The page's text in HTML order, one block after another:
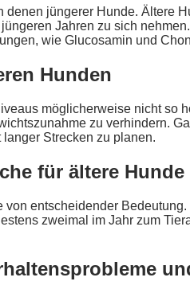
jüngerer Hunde. Ältere
Jahren zu sich
wie Glucosamin und
Hunden
möglicherweise nicht
zu verhindern.
Strecken zu planen.
für ältere Hunde
entscheidender
zweimal im Jahr zum